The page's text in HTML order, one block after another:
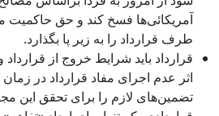
آمریکائی‌ها فسخ کند و حق
طرف قرارداد را به زیر پا بگذارد.
قرارداد باید شرایط خروج از
اثر عدم اجرای مفاد قرارداد در
تضمین‌های لازم را برای تحقق این